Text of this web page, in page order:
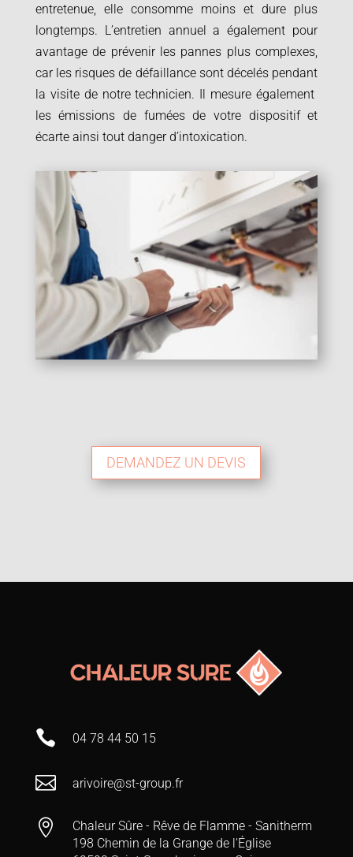
entretenue, elle consomme moins et dure plus
longtemps. L’entretien annuel a également pour
avantage de prévenir les pannes plus complexes,
car les risques de défaillance sont décelés pendant
la visite de notre technicien. Il mesure également
les émissions de fumées de votre dispositif et
écarte ainsi tout danger d’intoxication.
DEMANDEZ UN DEVIS
 04 78 44 50 15
 arivoire@st-group.fr

Chaleur Sûre - Rêve de Flamme - Sanitherm
198 Chemin de la Grange de l'Église